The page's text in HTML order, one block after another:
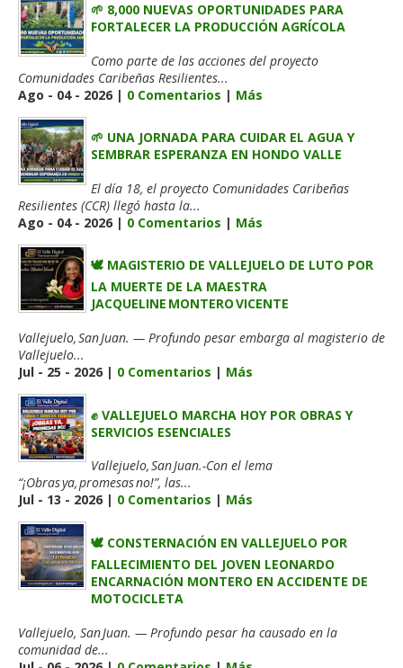
🌱 8,000 NUEVAS OPORTUNIDADES PARA
FORTALECER LA PRODUCCIÓN AGRÍCOLA
Como parte de las acciones del proyecto
Comunidades Caribeñas Resilientes...
Ago - 04 - 2026 | 0 Comentarios | Más
🌱 UNA JORNADA PARA CUIDAR EL AGUA Y
SEMBRAR ESPERANZA EN HONDO VALLE
El día 18, el proyecto Comunidades Caribeñas
Resilientes (CCR) llegó hasta la...
Ago - 04 - 2026 | 0 Comentarios | Más
🕊️ MAGISTERIO DE VALLEJUELO DE LUTO POR
LA MUERTE DE LA MAESTRA
JACQUELINE MONTERO VICENTE
Vallejuelo, San Juan. — Profundo pesar embarga al magisterio de
Vallejuelo...
Jul - 25 - 2026 | 0 Comentarios | Más
✊ VALLEJUELO MARCHA HOY POR OBRAS Y
SERVICIOS ESENCIALES
Vallejuelo, San Juan.-Con el lema
“¡Obras ya, promesas no!”, las...
Jul - 13 - 2026 | 0 Comentarios | Más
🕊️ CONSTERNACIÓN EN VALLEJUELO POR
FALLECIMIENTO DEL JOVEN LEONARDO
ENCARNACIÓN MONTERO EN ACCIDENTE DE
MOTOCICLETA
Vallejuelo, San Juan. — Profundo pesar ha causado en la
comunidad de...